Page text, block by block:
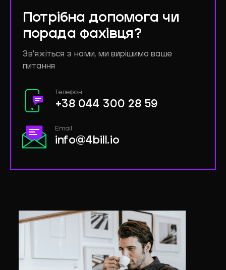
Потрібна допомога чи
порада фахівця?
Зв'яжіться з нами, ми вирішимо ваше
питання
Телефон
+38 044 300 28 59
Email
info@4bill.io